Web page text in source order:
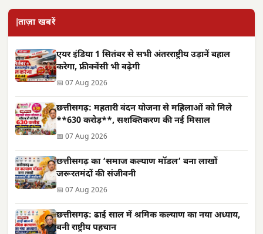
ताज़ा खबरें
एयर इंडिया 1 सितंबर से सभी अंतरराष्ट्रीय उड़ानें बहाल
करेगा, फ्रीक्वेंसी भी बढ़ेगी
📅 07 Aug 2026
छत्तीसगढ़: महतारी वंदन योजना से महिलाओं को मिले
**630 करोड़**, सशक्तिकरण की नई मिसाल
📅 07 Aug 2026
छत्तीसगढ़ का ‘समाज कल्याण मॉडल’ बना लाखों
जरूरतमंदों की संजीवनी
📅 07 Aug 2026
छत्तीसगढ़: ढाई साल में श्रमिक कल्याण का नया अध्याय,
बनी राष्ट्रीय पहचान